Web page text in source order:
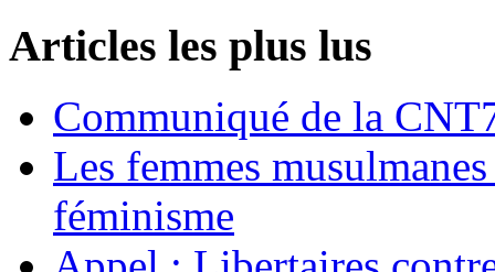
Articles les plus lus
Communiqué de la
Les femmes
féminisme